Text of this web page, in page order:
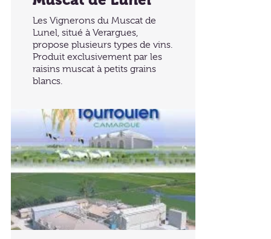
Les Vignerons du Muscat de
Lunel, situé à Verargues,
propose plusieurs types de vins.
Produit exclusivement par les
raisins muscat à petits grains
blancs.